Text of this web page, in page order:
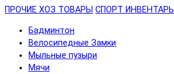
ПРОЧИЕ ХОЗ ТОВАРЫ СПОРТ ИНВЕНТАРЬ
Бадминтон
Велосипедные Замки
Мыльные пузыри
Мячи